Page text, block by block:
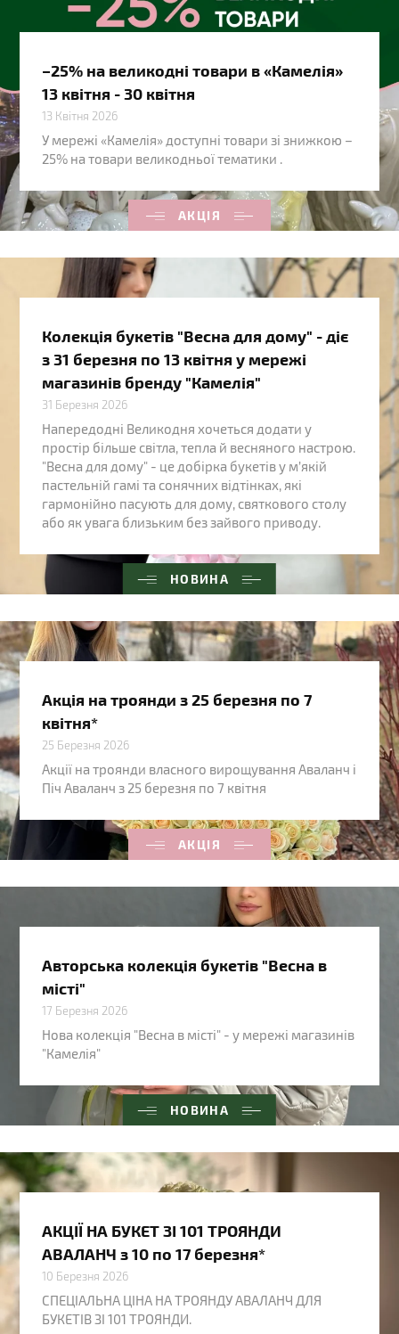
АКЦІЯ
–25% на великодні товари в «Камелія»
13 квітня - 30 квітня
13 Квітня 2026
У мережі «Камелія» доступні товари зі знижкою –
25% на товари великодньої тематики .
НОВИНА
Колекція букетів "Весна для дому" - діє
з 31 березня по 13 квітня у мережі
магазинів бренду "Камелія"
31 Березня 2026
Напередодні Великодня хочеться додати у
простір більше світла, тепла й весняного настрою.
"Весна для дому" - це добірка букетів у м’якій
пастельній гамі та сонячних відтінках, які
гармонійно пасують для дому, святкового столу
або як увага близьким без зайвого приводу.
АКЦІЯ
Акція на троянди з 25 березня по 7
квітня*
25 Березня 2026
Акції на троянди власного вирощування Аваланч і
Піч Аваланч з 25 березня по 7 квітня
НОВИНА
Авторська колекція букетів "Весна в
місті"
17 Березня 2026
Нова колекція "Весна в місті" - у мережі магазинів
"Камелія"
АКЦІЇ НА БУКЕТ ЗІ 101 ТРОЯНДИ
АВАЛАНЧ з 10 по 17 березня*
10 Березня 2026
СПЕЦІАЛЬНА ЦІНА НА ТРОЯНДУ АВАЛАНЧ ДЛЯ
БУКЕТІВ ЗІ 101 ТРОЯНДИ.